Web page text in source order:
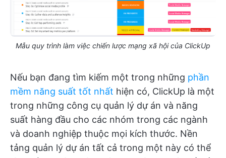
Mẫu quy trình làm việc chiến lược mạng xã hội của ClickUp
Nếu bạn đang tìm kiếm một trong những phần
mềm năng suất tốt nhất hiện có, ClickUp là một
trong những công cụ quản lý dự án và năng
suất hàng đầu cho các nhóm trong các ngành
và doanh nghiệp thuộc mọi kích thước. Nền
tảng quản lý dự án tất cả trong một này có thể